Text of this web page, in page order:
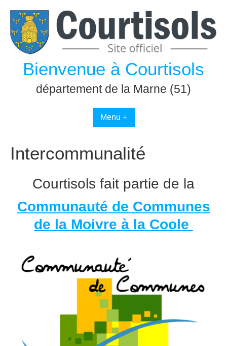
contenu
Bienvenue à Courtisols
département de la Marne (51)
Menu +
Intercommunalité
Courtisols fait partie de la
Communauté de Communes
de la Moivre à la Coole